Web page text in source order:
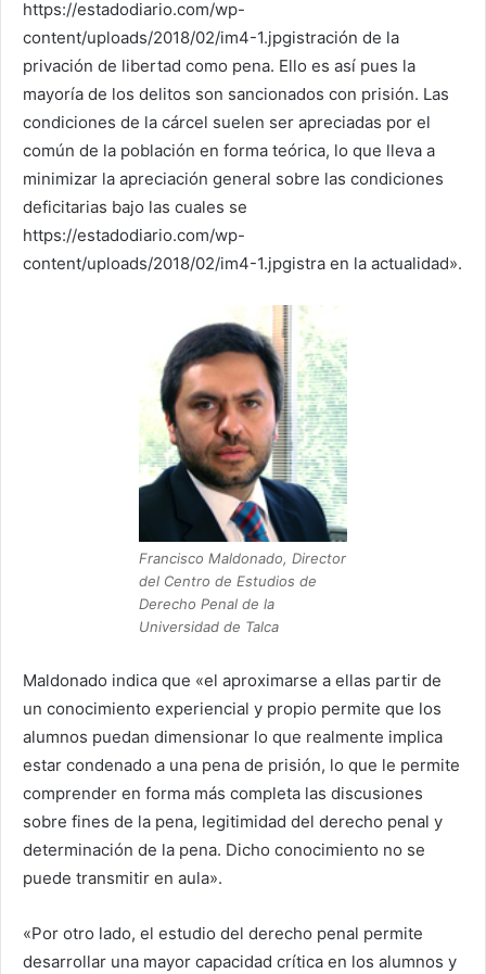
https://estadodiario.com/wp-
content/uploads/2018/02/im4-1.jpgistración de la
privación de libertad como pena. Ello es así pues la
mayoría de los delitos son sancionados con prisión. Las
condiciones de la cárcel suelen ser apreciadas por el
común de la población en forma teórica, lo que lleva a
minimizar la apreciación general sobre las condiciones
deficitarias bajo las cuales se
https://estadodiario.com/wp-
content/uploads/2018/02/im4-1.jpgistra en la actualidad».
Francisco Maldonado, Director
del Centro de Estudios de
Derecho Penal de la
Universidad de Talca
Maldonado indica que «el aproximarse a ellas partir de
un conocimiento experiencial y propio permite que los
alumnos puedan dimensionar lo que realmente implica
estar condenado a una pena de prisión, lo que le permite
comprender en forma más completa las discusiones
sobre fines de la pena, legitimidad del derecho penal y
determinación de la pena. Dicho conocimiento no se
puede transmitir en aula».
«Por otro lado, el estudio del derecho penal permite
desarrollar una mayor capacidad crítica en los alumnos y